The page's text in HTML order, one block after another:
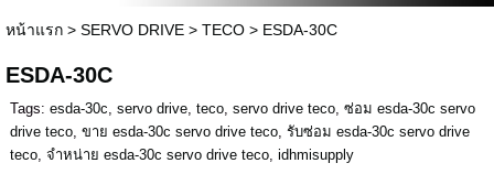
หน้าแรก> SERVO DRIVE> TECO> ESDA-30C
ESDA-30C
Tags: esda-30c servo drive, teco, servo drive teco, ซ่อม esda-30c servo
drive teco, ขาย esda-30c servo drive teco, รับซ่อม esda-30c servo drive
teco, จำหน่าย esda-30c servo drive teco, idhmisupply